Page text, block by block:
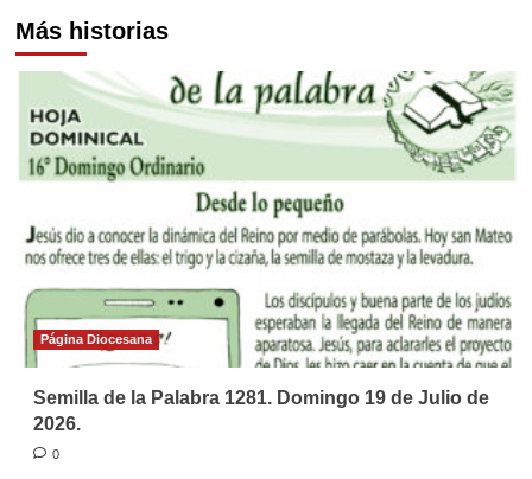
Más historias
Página Diocesana
Semilla de la Palabra 1281. Domingo 19 de Julio de
2026.
0